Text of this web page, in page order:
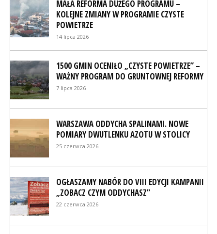
MAŁA REFORMA DUŻEGO PROGRAMU –
KOLEJNE ZMIANY W PROGRAMIE CZYSTE
POWIETRZE
14 lipca 2026
1500 GMIN OCENIŁO „CZYSTE POWIETRZE” –
WAŻNY PROGRAM DO GRUNTOWNEJ REFORMY
7 lipca 2026
WARSZAWA ODDYCHA SPALINAMI. NOWE
POMIARY DWUTLENKU AZOTU W STOLICY
25 czerwca 2026
OGŁASZAMY NABÓR DO VIII EDYCJI KAMPANII
„ZOBACZ CZYM ODDYCHASZ”
22 czerwca 2026